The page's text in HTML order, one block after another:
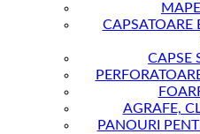
CAPSATOARE
CAPSE
AGRAFE,
PANOURI